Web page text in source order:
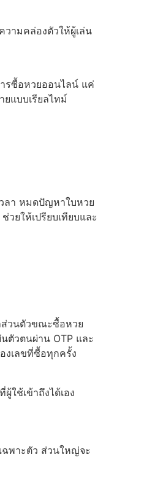
วามคล่องตัวให้ผู้เล่น
รซื้อหวยออนไลน์ แค่
แบบเรียลไทม์
ลา หมดปัญหาใบหวย
ยให้เปรียบเทียบและ
วนตัวขณะซื้อหวย
ตัวตนผ่าน OTP และ
งเลขที่ซื้อทุกครั้ง
ช้เข้าถึงได้เอง
ฉพาะตัว ส่วนใหญ่จะ